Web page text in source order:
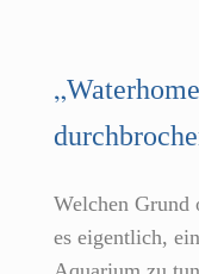
„
Welchen Grund
es eigentlich,